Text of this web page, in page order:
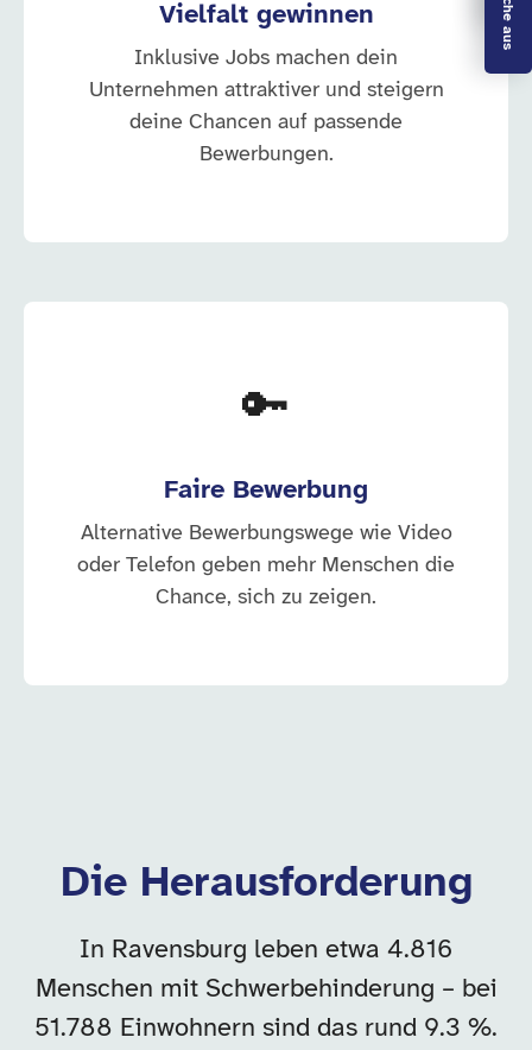
Vielfalt gewinnen
Inklusive Jobs machen dein
Unternehmen attraktiver und steigern
deine Chancen auf passende
Bewerbungen.
🔑
Faire Bewerbung
Alternative Bewerbungswege wie Video
oder Telefon geben mehr Menschen die
Chance, sich zu zeigen.
Die Herausforderung
In Ravensburg leben etwa 4.816
Menschen mit Schwerbehinderung – bei
51.788 Einwohnern sind das rund 9.3 %.